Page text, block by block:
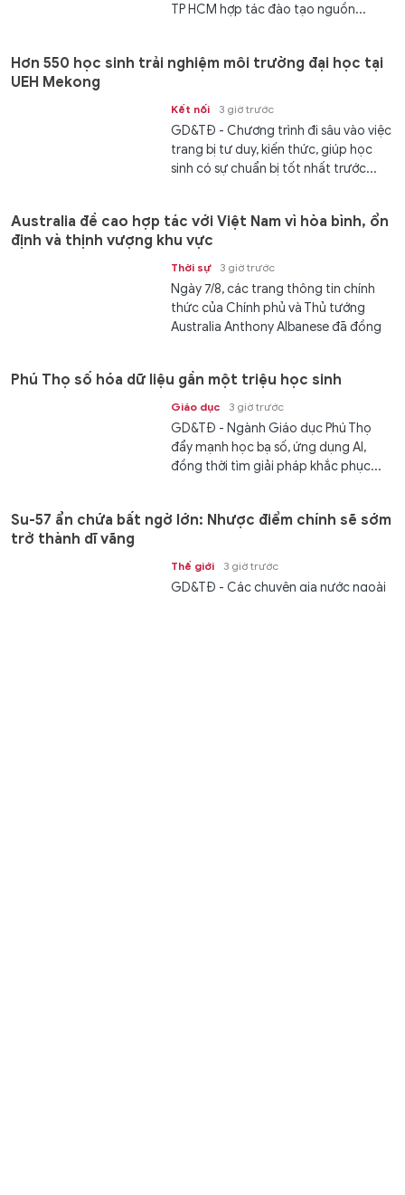
TP HCM hợp tác đào tạo nguồn...
Hơn 550 học sinh trải nghiệm môi trường đại học tại
UEH Mekong
Kết nối 3 giờ trước
GD&TĐ - Chương trình đi sâu vào việc
trang bị tư duy, kiến thức, giúp học
sinh có sự chuẩn bị tốt nhất trước...
Australia đề cao hợp tác với Việt Nam vì hòa bình, ổn
định và thịnh vượng khu vực
Thời sự 3 giờ trước
Ngày 7/8, các trang thông tin chính
thức của Chính phủ và Thủ tướng
Australia Anthony Albanese đã đồng
của...
Phú Thọ số hóa dữ liệu gần một triệu học sinh
Giáo dục 3 giờ trước
GD&TĐ - Ngành Giáo dục Phú Thọ
đẩy mạnh học bạ số, ứng dụng AI,
đồng thời tìm giải pháp khắc phục...
Su-57 ẩn chứa bất ngờ lớn: Nhược điểm chính sẽ sớm
trở thành dĩ vãng
Thế giới 3 giờ trước
GD&TĐ - Các chuyên gia nước ngoài